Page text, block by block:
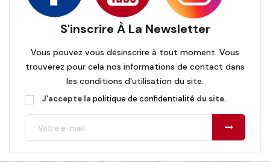
S'inscrire À La Newsletter
Vous pouvez vous désinscrire à tout moment. Vous
trouverez pour cela nos informations de contact dans
les conditions d'utilisation du site.
J'accepte la politique de confidentialité du site.